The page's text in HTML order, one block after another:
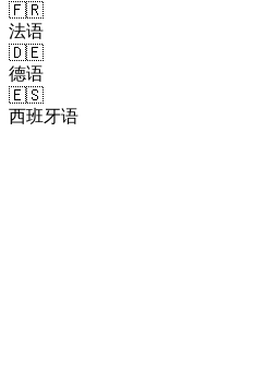
🇫🇷
法语
🇩🇪
德语
🇪🇸
西班牙语